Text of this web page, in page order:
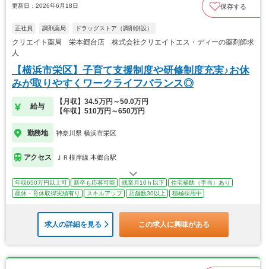
更新日：2026年6月18日 保存する
正社員 調剤薬局 ドラッグストア（調剤併設）
クリエイト薬局 栄本郷台店 株式会社クリエイトエス・ディーの薬剤師求
人
【横浜市栄区】子育て支援制度や研修制度充実♪お休
みが取りやすくワークライフバランス◎
給与
【月収】34.5万円～50.0万円
【年収】510万円～650万円
勤務地 神奈川県 横浜市栄区
アクセス ＪＲ根岸線 本郷台駅
年収650万円以上可 新卒も応募可能 残業月10ｈ以下
住宅補助（手当）あり
産休・育休取得実績有り
スキルアップ 店舗数30以上 積極採用中
求人の詳細を見る この求人に興味がある